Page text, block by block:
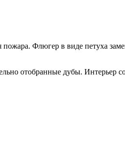
Флюгер в виде петуха
отобранные дубы. Интерьер